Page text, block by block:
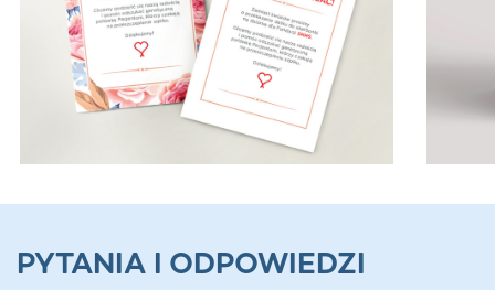
PYTANIA I ODPOWIEDZI